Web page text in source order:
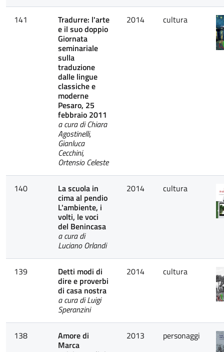
141 Tradurre: l'arte
e il suo doppio
Giornata
seminariale
sulla
traduzione
dalle lingue
classiche e
moderne
Pesaro, 25
febbraio 2011
a cura di Chiara
Agostinelli,
Gianluca
Cecchini,
Ortensio Celeste
2014 cultura
140 La scuola in
cima al pendio
L'ambiente, i
volti, le voci
del Benincasa
a cura di
Luciano Orlandi
2014 cultura
139 Detti modi di
dire e proverbi
di casa nostra
a cura di Luigi
Speranzini
2014 cultura
138 Amore di
Marca
2013 personaggi